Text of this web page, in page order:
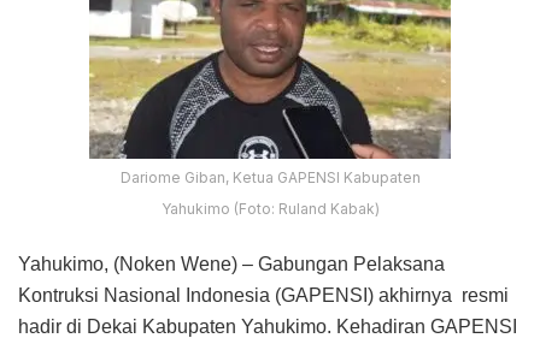
Dariome Giban, Ketua GAPENSI Kabupaten
Yahukimo (Foto: Ruland Kabak)
Yahukimo, (Noken Wene) – Gabungan Pelaksana
Kontruksi Nasional Indonesia (GAPENSI) akhirnya resmi
hadir di Dekai Kabupaten Yahukimo. Kehadiran GAPENSI